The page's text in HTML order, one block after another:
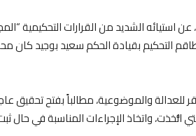
وعبر النادي، في بلاغ صادر بتاريخ 5 ماي 2025، عن استيائه الشديد من
طاقم التحكيم بقيادة الحكم سعيد بوجيد
للعدالة والموضوعية، مطالباً بفتح تحقيق
اتُّخذت، واتخاذ الإجراءات المناسبة في حال